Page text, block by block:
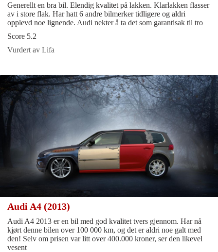
Generellt en bra bil. Elendig kvalitet på lakken. Klarlakken flasser
av i store flak. Har hatt 6 andre bilmerker tidligere og aldri
opplevd noe lignende. Audi nekter å ta det som garantisak til tro
Score 5.2
Vurdert av Lifa
Audi A4 (2013)
Audi A4 2013 er en bil med god kvalitet tvers gjennom. Har nå
kjørt denne bilen over 100 000 km, og det er aldri noe galt med
den! Selv om prisen var litt over 400.000 kroner, ser den likevel
vesent